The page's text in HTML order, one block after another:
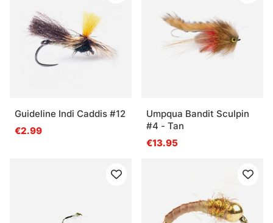
Guideline Indi Caddis #12
€2.99
Umpqua Bandit Sculpin
#4 - Tan
€13.95